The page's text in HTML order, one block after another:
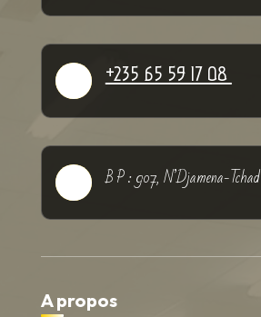
+235 65 59 17 08
B P : 907, N’Djamena-Tchad
A propos